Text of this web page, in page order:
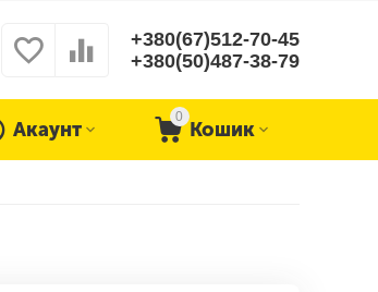
+380(67)512-70-45
+380(50)487-38-79
0
Кошик
Акаунт